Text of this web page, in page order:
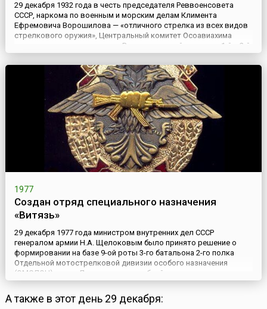
29 декабря 1932 года в честь председателя Реввоенсовета
СССР, наркома по военным и морским делам Климента
Ефремовича Ворошилова — «отличного стрелка из всех видов
стрелкового оружия», Центральный комитет Осоавиахима
установил почетное звание «Ворошиловский стрелок» 1-й и 2-й
степеней, присваиваемое с вручением соответствующего
нагрудного значка. Подготовка ворошиловских стрелков
1977
Создан отряд специального назначения
«Витязь»
29 декабря 1977 года министром внутренних дел СССР
генералом армии Н.А. Щелоковым было принято решение о
формировании на базе 9-ой роты 3-го батальона 2-го полка
Отдельной мотострелковой дивизии особого назначения
(ОМСДОН) имени Дзержинского учебной роты специального
назначения (УРСН) — первого в системе МВД подразделения
спецназа.Военнослужащих в это подразделение отбирали из
числа лучших спо...
А также в этот день 29 декабря: